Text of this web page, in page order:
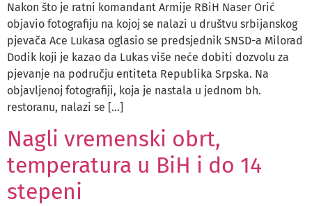
Nakon što je ratni komandant Armije RBiH Naser Orić
objavio fotografiju na kojoj se nalazi u društvu srbijanskog
pjevača Ace Lukasa oglasio se predsjednik SNSD-a Milorad
Dodik koji je kazao da Lukas više neće dobiti dozvolu za
pjevanje na području entiteta Republika Srpska. Na
objavljenoj fotografiji, koja je nastala u jednom bh.
restoranu, nalazi se […]
Nagli vremenski obrt,
temperatura u BiH i do 14
stepeni